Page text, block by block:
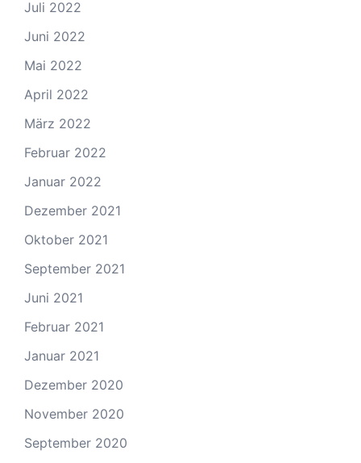
Juli 2022
Juni 2022
Mai 2022
April 2022
März 2022
Februar 2022
Januar 2022
Dezember 2021
Oktober 2021
September 2021
Juni 2021
Februar 2021
Januar 2021
Dezember 2020
November 2020
September 2020